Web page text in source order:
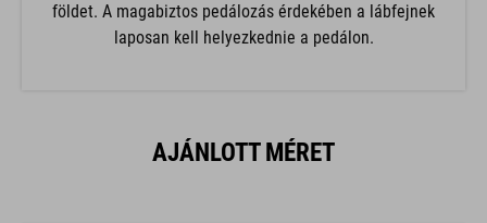
laposan kell helyezkednie a pedálon.